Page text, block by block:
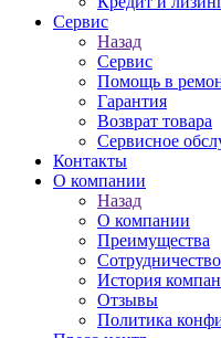
Сервис
Назад
Сервис
Помощь в
Гарантия
Возврат товара
Сервисное
Контакты
О компании
Назад
О компании
Преимущества
История
Отзывы
Политика